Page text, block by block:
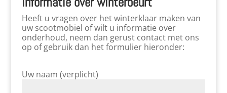
Heeft u vragen over het winterklaar maken van
uw scootmobiel of wilt u informatie over
onderhoud, neem dan gerust contact met ons
op of gebruik dan het formulier hieronder:
Uw naam (verplicht)